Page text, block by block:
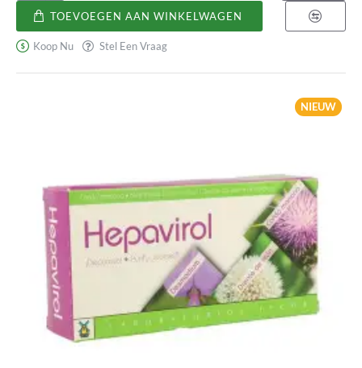
naúseas,
mareos
y
vómitos
TOEVOEGEN AAN WINKELWAGEN
Koop Nu Stel Een Vraag
NIEUW